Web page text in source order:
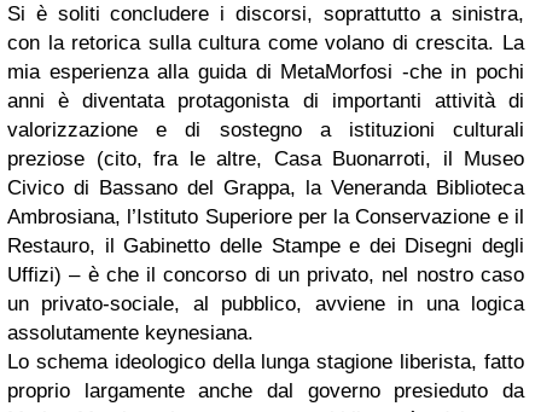
Si è soliti concludere i discorsi, soprattutto a sinistra,
con la retorica sulla cultura come volano di crescita. La
mia esperienza alla guida di MetaMorfosi -che in pochi
anni è diventata protagonista di importanti attività di
valorizzazione e di sostegno a istituzioni culturali
preziose (cito, fra le altre, Casa Buonarroti, il Museo
Civico di Bassano del Grappa, la Veneranda Biblioteca
Ambrosiana, l’Istituto Superiore per la Conservazione e il
Restauro, il Gabinetto delle Stampe e dei Disegni degli
Uffizi) – è che il concorso di un privato, nel nostro caso
un privato-sociale, al pubblico, avviene in una logica
assolutamente keynesiana.
Lo schema ideologico della lunga stagione liberista, fatto
proprio largamente anche dal governo presieduto da